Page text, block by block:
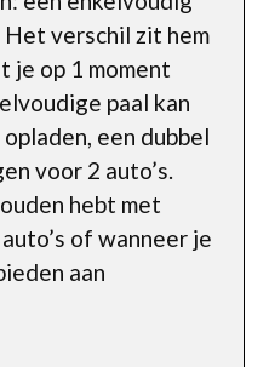
verschil zit hem
je op 1 moment
paal kan
een dubbel
voor 2 auto’s.
hebt met
of wanneer je
aan